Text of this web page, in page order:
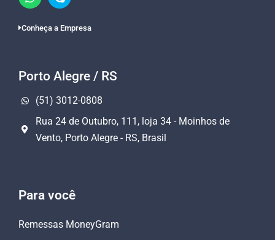
Conheça a Empresa
Porto Alegre / RS
(51) 3012-0808
Rua 24 de Outubro, 111, loja 34 - Moinhos de
Vento, Porto Alegre - RS, Brasil
Para você
Remessas MoneyGram